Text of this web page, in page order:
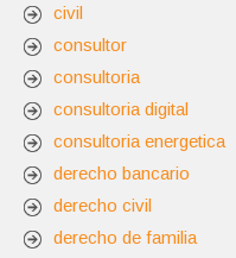
civil
consultor
consultoria
consultoria digital
consultoria energetica
derecho bancario
derecho civil
derecho de familia